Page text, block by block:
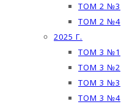
ТОМ 2 №3
ТОМ 2 №4
2025 Г.
ТОМ 3 №1
ТОМ 3 №2
ТОМ 3 №3
ТОМ 3 №4